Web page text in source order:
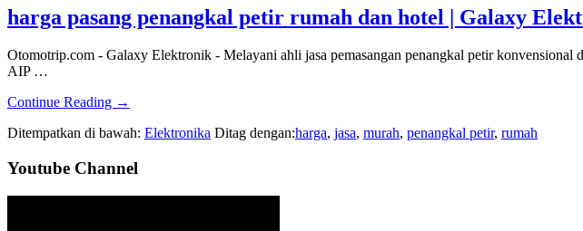
dan
antena
murah
Flash
Media
harga pasang penangkal petir rumah dan hotel | Galaxy
Otomotrip.com - Galaxy Elektronik - Melayani ahli jasa pemasangan penangkal petir
AIP …
Continue Reading about
pasang
petir
dan
→
Ditempatkan di bawah: Elektronika Ditag dengan:harga, jasa, murah, penangkal petir, rumah
Sidebar
Utama
Youtube Channel